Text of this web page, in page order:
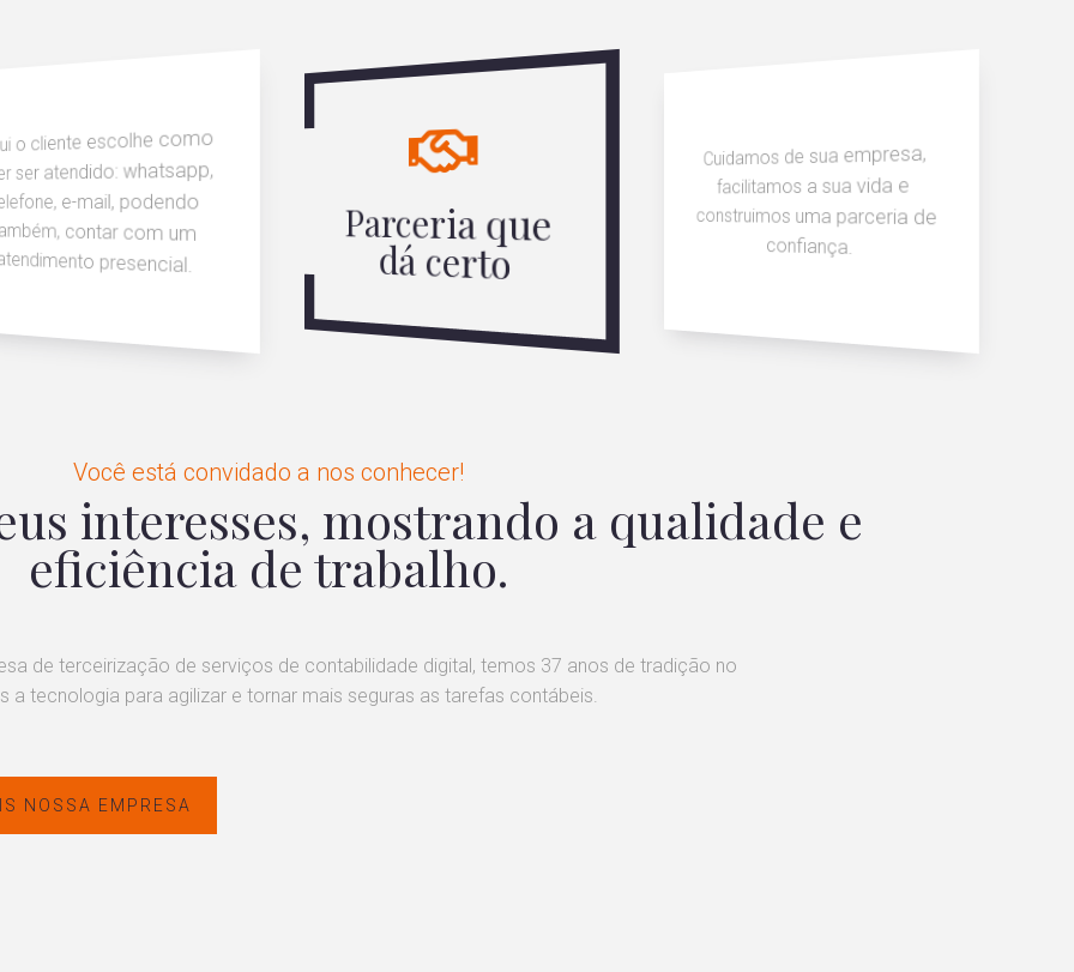
o cliente escolhe como
ser atendido: whatsapp,
e-mail, podendo
contar com um
presencial.
Parceria que
dá certo
Cuidamos de sua empresa,
facilitamos a sua vida e
construimos uma parceria de
confiança.
Você está convidado a nos conhecer!
interesses, mostrando a qualidade e
eficiência de trabalho.
de terceirização de serviços de contabilidade digital, temos 37 anos de tradição no
a tecnologia para agilizar e tornar mais seguras as tarefas contábeis.
NOSSA EMPRESA